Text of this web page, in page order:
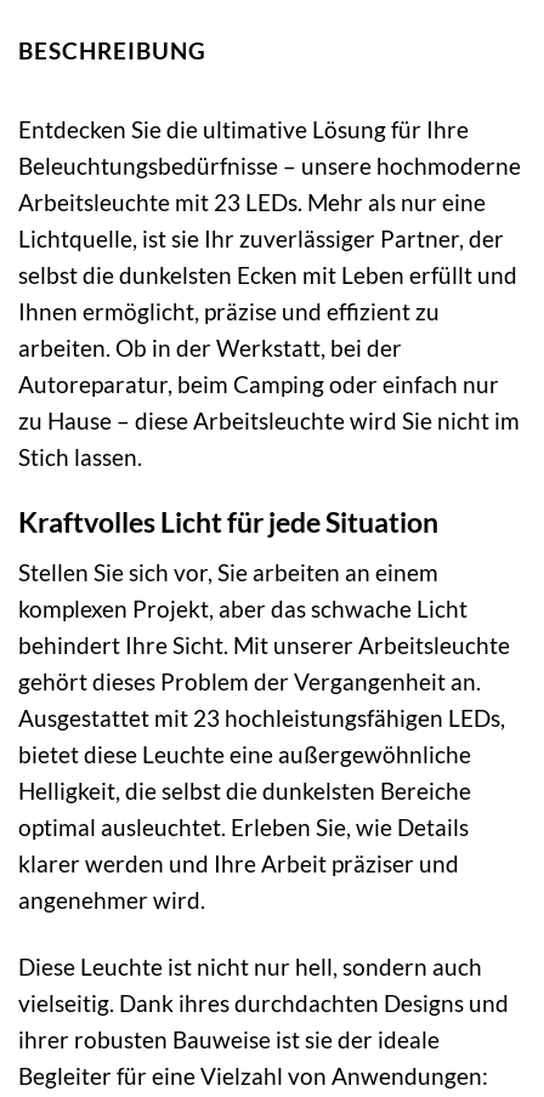
BESCHREIBUNG
Entdecken Sie die ultimative Lösung für Ihre
Beleuchtungsbedürfnisse – unsere hochmoderne
Arbeitsleuchte mit 23 LEDs. Mehr als nur eine
Lichtquelle, ist sie Ihr zuverlässiger Partner, der
selbst die dunkelsten Ecken mit Leben erfüllt und
Ihnen ermöglicht, präzise und effizient zu
arbeiten. Ob in der Werkstatt, bei der
Autoreparatur, beim Camping oder einfach nur
zu Hause – diese Arbeitsleuchte wird Sie nicht im
Stich lassen.
Kraftvolles Licht für jede Situation
Stellen Sie sich vor, Sie arbeiten an einem
komplexen Projekt, aber das schwache Licht
behindert Ihre Sicht. Mit unserer Arbeitsleuchte
gehört dieses Problem der Vergangenheit an.
Ausgestattet mit 23 hochleistungsfähigen LEDs,
bietet diese Leuchte eine außergewöhnliche
Helligkeit, die selbst die dunkelsten Bereiche
optimal ausleuchtet. Erleben Sie, wie Details
klarer werden und Ihre Arbeit präziser und
angenehmer wird.
Diese Leuchte ist nicht nur hell, sondern auch
vielseitig. Dank ihres durchdachten Designs und
ihrer robusten Bauweise ist sie der ideale
Begleiter für eine Vielzahl von Anwendungen: